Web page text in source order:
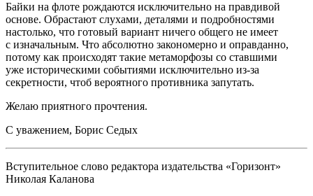
Байки на флоте рождаются исключительно на правдивой
основе. Обрастают слухами, деталями и подробностями
настолько, что готовый вариант ничего общего не имеет
с изначальным. Что абсолютно закономерно и оправданно,
потому как происходят такие метаморфозы со ставшими
уже историческими событиями исключительно из-за
секретности, чтоб вероятного противника запутать.
Желаю приятного прочтения.
С уважением, Борис Седых
Вступительное слово редактора издательства «Горизонт»
Николая Каланова